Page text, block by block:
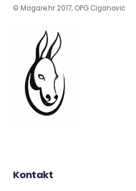
© Magare.hr 2017, OPG Ciganović
Kontakt